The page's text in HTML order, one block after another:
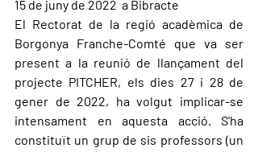
15 de juny de 2022  a Bibracte
El Rectorat de la regió acadèmica de
Borgonya Franche-Comté que va ser
present a la reunió de llançament del
projecte PITCHER, els dies 27 i 28 de
gener de 2022, ha volgut implicar-se
intensament en aquesta acció. S'ha
constituït un grup de sis professors (un